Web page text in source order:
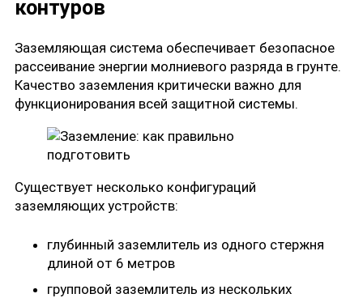
контуров
Заземляющая система обеспечивает безопасное
рассеивание энергии молниевого разряда в грунте.
Качество заземления критически важно для
функционирования всей защитной системы.
Существует несколько конфигураций
заземляющих устройств:
глубинный заземлитель из одного стержня
длиной от 6 метров
групповой заземлитель из нескольких